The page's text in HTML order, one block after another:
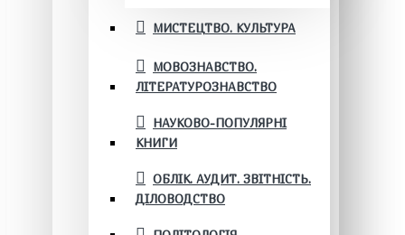
МИСТЕЦТВО. КУЛЬТУРА
МОВОЗНАВСТВО.
ЛІТЕРАТУРОЗНАВСТВО
НАУКОВО-ПОПУЛЯРНІ
КНИГИ
ОБЛІК. АУДИТ. ЗВІТНІСТЬ.
ДІЛОВОДСТВО